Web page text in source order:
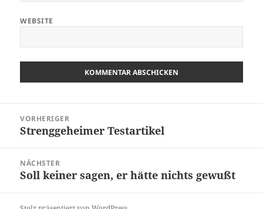
WEBSITE
VORHERIGER
Vorheriger
Strenggeheimer Testartikel
NÄCHSTER
Nächster
Soll keiner sagen, er hätte nichts gewußt